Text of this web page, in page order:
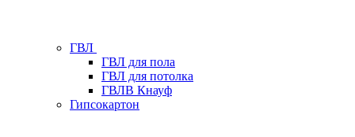
ГВЛ
ГВЛ для пола
ГВЛ для потолка
ГВЛВ Кнауф
Гипсокартон